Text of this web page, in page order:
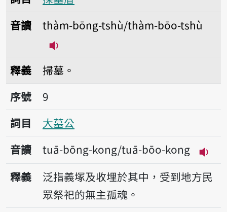
音讀
thàm-bōng-tshù/thàm-bōo-tshù
釋義
掃墓。
序號9大墓公
序號
9
詞目
大墓公
音讀
tuā-bōng-kong/tuā-bōo-kong
播
釋義
泛指義塚及收埋於其中，受到地方民
眾祭祀的無主孤魂。